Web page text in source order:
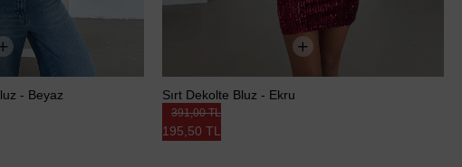
- Beyaz Sırt Dekolte Bluz - Ekru
195,50 TL
391,00 TL